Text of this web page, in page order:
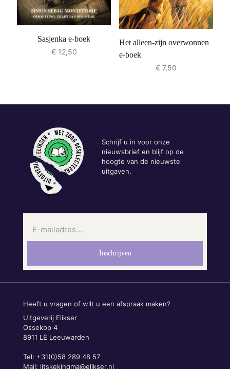
Sasjenka e-boek
€12,50
Het alleen-zijn overwonnen
e-boek
€7,50
Schrijf u in voor onze
nieuwsbrief en blijf op de
hoogte van de nieuwste
uitgaven.
Heeft u vragen of wilt u een afspraak maken?
Uitgeverij Elikser
Ossekop 4
8911 LE Leeuwarden
Tel: +31(0)58 289 48 57
Mail: jitskekingma@elikser.nl